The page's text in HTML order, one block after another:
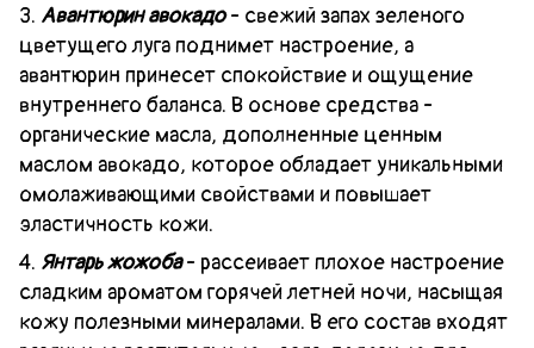
3. Авантюрин авокадо- свежий запах зеленого
цветущего луга поднимет настроение, а
авантюрин принесет спокойствие и ощущение
внутреннего баланса. В основе средства -
органические масла, дополненные ценным
маслом авокадо, которое обладает уникальными
омолаживающими свойствами и повышает
эластичность кожи.
4. Янтарь жожоба- рассеивает плохое настроение
сладким ароматом горячей летней ночи, насыщая
кожу полезными минералами. В его состав входят